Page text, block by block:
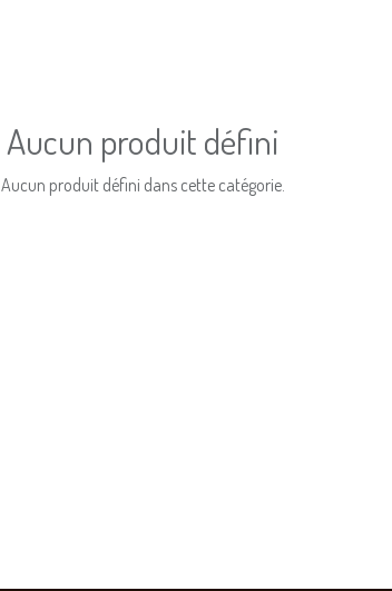
Aucun produit défini
Aucun produit défini dans cette catégorie.